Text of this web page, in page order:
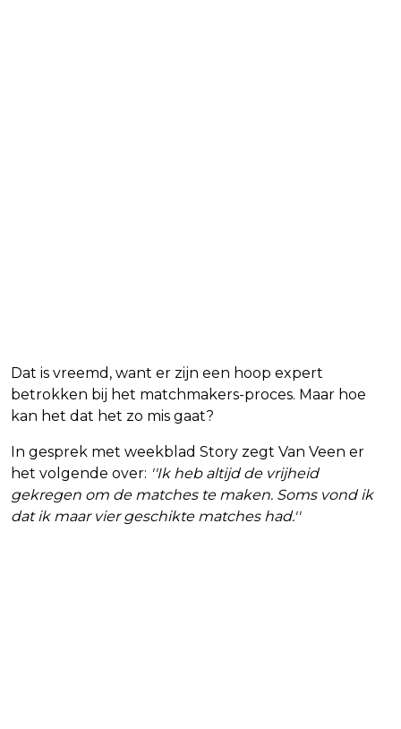
Dat is vreemd, want er zijn een hoop expert
betrokken bij het matchmakers-proces. Maar hoe
kan het dat het zo mis gaat?
In gesprek met weekblad Story zegt Van Veen er
het volgende over: ''Ik heb altijd de vrijheid
gekregen om de matches te maken. Soms vond ik
dat ik maar vier geschikte matches had.''